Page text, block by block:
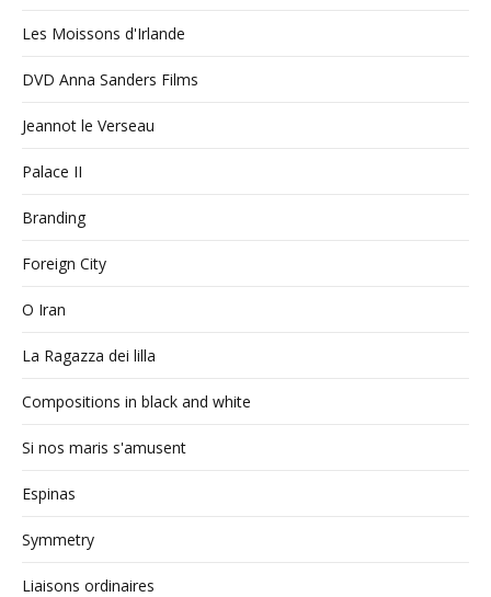
Les Moissons d'Irlande
DVD Anna Sanders Films
Jeannot le Verseau
Palace II
Branding
Foreign City
O Iran
La Ragazza dei lilla
Compositions in black and white
Si nos maris s'amusent
Espinas
Symmetry
Liaisons ordinaires